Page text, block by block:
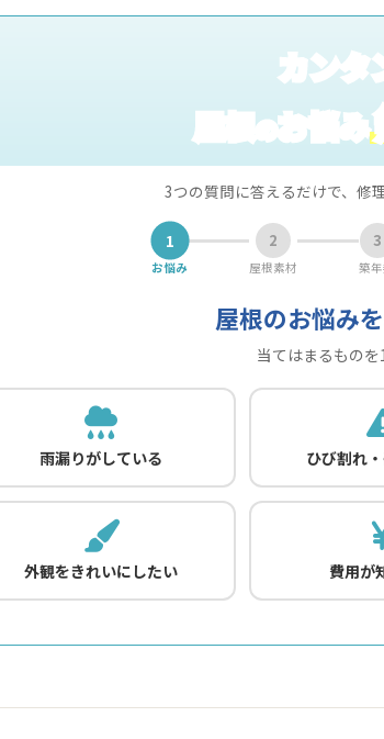
カンタ
屋根のお悩み
3つの質問に答えるだけで、修
1
お悩み
2
屋根素材
3
築
屋根のお悩み
当てはまるもの
雨漏りがしている ひび割れ
外観をきれいにしたい 費用が